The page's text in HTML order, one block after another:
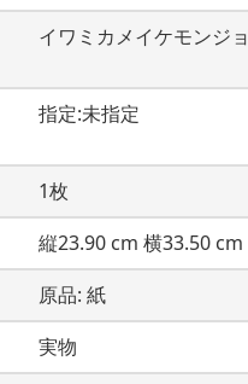
イワミカメイケモンジョ
指定:未指定
1枚
縦23.90 cm 横33.50 cm
原品: 紙
実物